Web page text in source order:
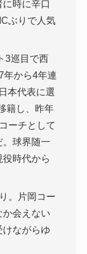
時に辛口
ぶりで人気
3巡目で西
年から4年連
本代表に選
籍し、昨年
ーチとして
。球界随一
時代から
。片岡コー
会えない
ながらゆ